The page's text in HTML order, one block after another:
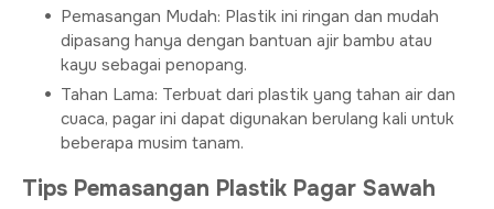
Pemasangan Mudah: Plastik ini ringan dan mudah
dipasang hanya dengan bantuan ajir bambu atau
kayu sebagai penopang.
Tahan Lama: Terbuat dari plastik yang tahan air dan
cuaca, pagar ini dapat digunakan berulang kali untuk
beberapa musim tanam.
Tips Pemasangan Plastik Pagar Sawah